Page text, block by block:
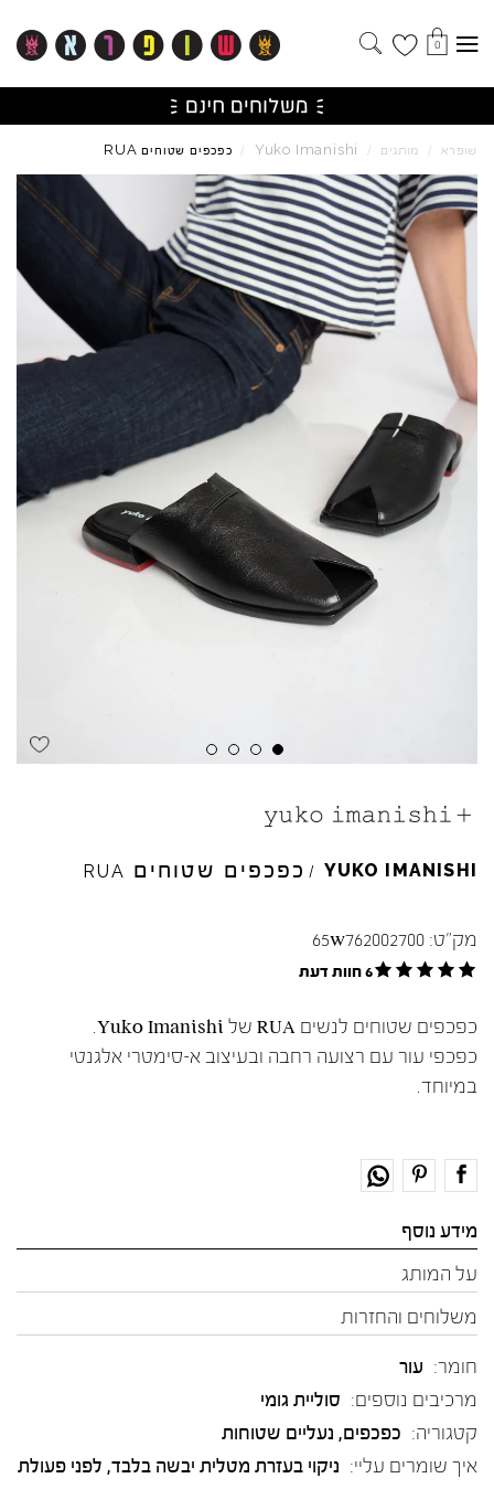
0
שופרא / מותגים /
Yuko Imanishi
/ כפכפים שטוחים RUA
YUKO IMANISHI
/ כפכפים שטוחים RUA
מק"ט: 65w762002700
6 חוות דעת
כפכפים שטוחים לנשים RUA של Yuko Imanishi.
כפכפי עור עם רצועה רחבה ובעיצוב א-סימטרי אלגנטי
במיוחד.
מידע נוסף
על המותג
משלוחים והחזרות
חומר: עור
מרכיבים נוספים: סוליית גומי
קטגוריה: כפכפים, נעליים שטוחות
איך שומרים עליי: ניקוי בעזרת מטלית יבשה בלבד, לפני פעולת